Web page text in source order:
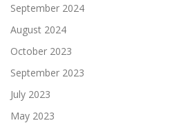
September 2024
August 2024
October 2023
September 2023
July 2023
May 2023